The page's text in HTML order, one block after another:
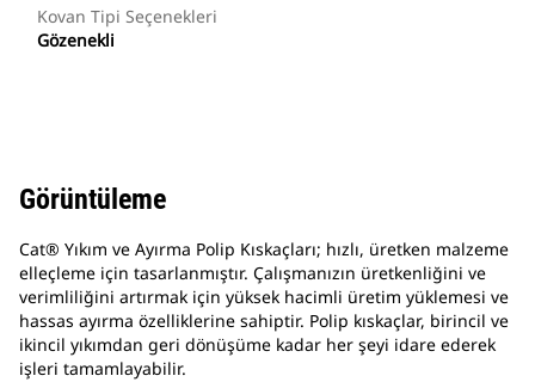
Kovan Tipi Seçenekleri
Gözenekli
Görüntüleme
Cat® Yıkım ve Ayırma Polip Kıskaçları; hızlı, üretken malzeme
elleçleme için tasarlanmıştır. Çalışmanızın üretkenliğini ve
verimliliğini artırmak için yüksek hacimli üretim yüklemesi ve
hassas ayırma özelliklerine sahiptir. Polip kıskaçlar, birincil ve
ikincil yıkımdan geri dönüşüme kadar her şeyi idare ederek
işleri tamamlayabilir.